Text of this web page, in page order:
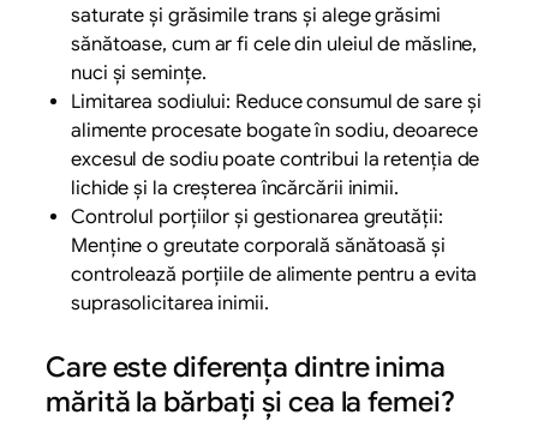
saturate și grăsimile trans și alege grăsimi
sănătoase, cum ar fi cele din uleiul de măsline,
nuci și semințe.
Limitarea sodiului: Reduce consumul de sare și
alimente procesate bogate în sodiu, deoarece
excesul de sodiu poate contribui la retenția de
lichide și la creșterea încărcării inimii.
Controlul porțiilor și gestionarea greutății:
Menține o greutate corporală sănătoasă și
controlează porțiile de alimente pentru a evita
suprasolicitarea inimii.
Care este diferența dintre inima
mărită la bărbați și cea la femei?